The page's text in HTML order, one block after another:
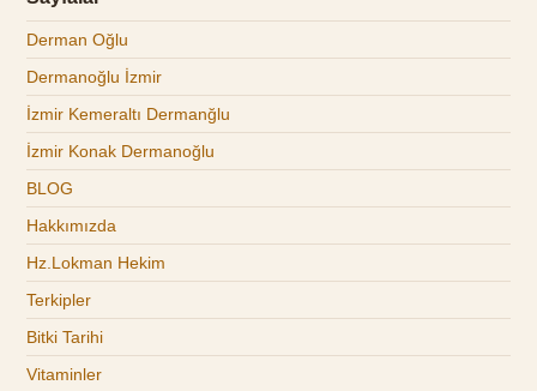
Derman Oğlu
Dermanoğlu İzmir
İzmir Kemeraltı Dermanğlu
İzmir Konak Dermanoğlu
BLOG
Hakkımızda
Hz.Lokman Hekim
Terkipler
Bitki Tarihi
Vitaminler